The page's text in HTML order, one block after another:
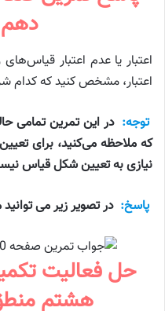
دهم
اعتبار یا عدم اعتبار
اعتبار، مشخص کنید که کدام
توجه: در این تمرین تمامی
که ملاحظه می‌کنید، برای تعیین
نیازی به تعیین شکل قیاس
پاسخ: در تصویر زیر می
هشتم